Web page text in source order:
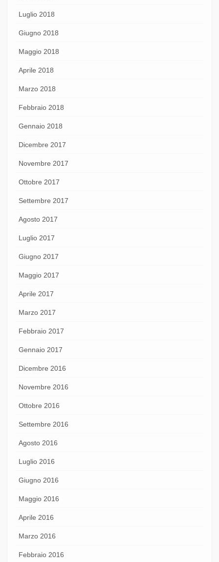
Luglio 2018
Giugno 2018
Maggio 2018
Aprile 2018
Marzo 2018
Febbraio 2018
Gennaio 2018
Dicembre 2017
Novembre 2017
Ottobre 2017
Settembre 2017
Agosto 2017
Luglio 2017
Giugno 2017
Maggio 2017
Aprile 2017
Marzo 2017
Febbraio 2017
Gennaio 2017
Dicembre 2016
Novembre 2016
Ottobre 2016
Settembre 2016
Agosto 2016
Luglio 2016
Giugno 2016
Maggio 2016
Aprile 2016
Marzo 2016
Febbraio 2016